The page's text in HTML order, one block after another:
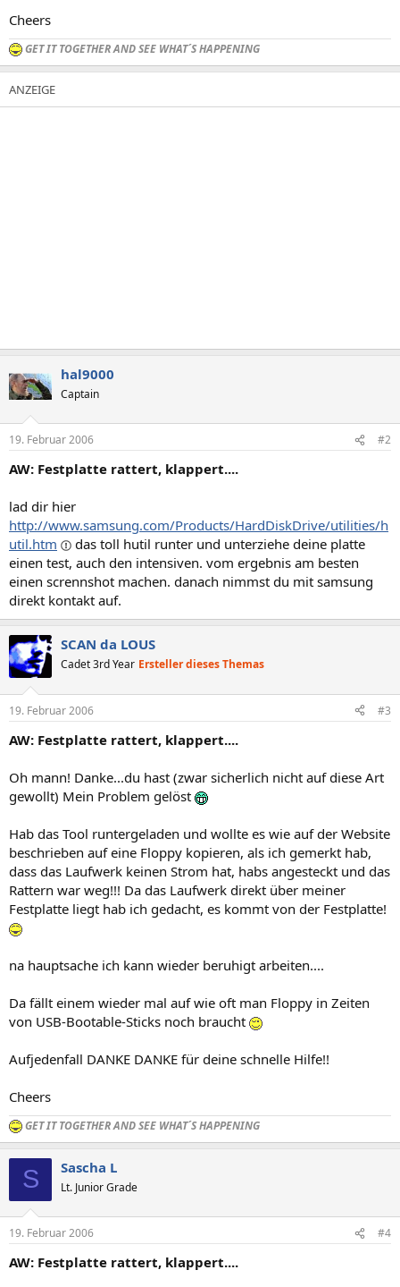
Cheers
GET IT TOGETHER AND SEE WHAT´S HAPPENING
hal9000
Captain
19. Februar 2006 #2
AW: Festplatte rattert, klappert....
lad dir hier
http://www.samsung.com/Products/HardDiskDrive/utilities/h
util.htm
das toll hutil runter und unterziehe deine platte
einen test, auch den intensiven. vom ergebnis am besten
einen scrennshot machen. danach nimmst du mit samsung
direkt kontakt auf.
SCAN da LOUS
Cadet 3rd Year Ersteller dieses Themas
19. Februar 2006 #3
AW: Festplatte rattert, klappert....
Oh mann! Danke...du hast (zwar sicherlich nicht auf diese Art
gewollt) Mein Problem gelöst
Hab das Tool runtergeladen und wollte es wie auf der Website
beschrieben auf eine Floppy kopieren, als ich gemerkt hab,
dass das Laufwerk keinen Strom hat, habs angesteckt und das
Rattern war weg!!! Da das Laufwerk direkt über meiner
Festplatte liegt hab ich gedacht, es kommt von der Festplatte!
na hauptsache ich kann wieder beruhigt arbeiten....
Da fällt einem wieder mal auf wie oft man Floppy in Zeiten
von USB-Bootable-Sticks noch braucht
Aufjedenfall DANKE DANKE für deine schnelle Hilfe!!
Cheers
GET IT TOGETHER AND SEE WHAT´S HAPPENING
S Sascha L
Lt. Junior Grade
19. Februar 2006 #4
AW: Festplatte rattert, klappert....